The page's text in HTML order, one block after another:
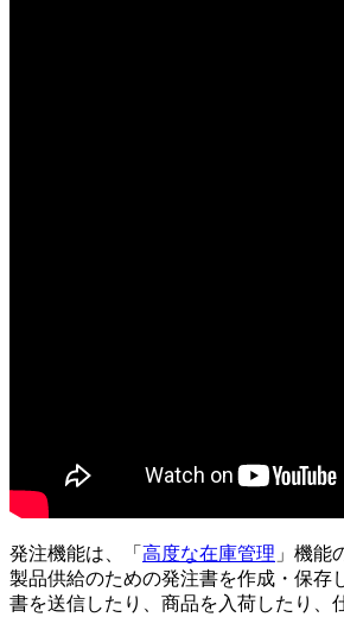
発注機能は、「 高度な在庫管理 」機能
製品供給のための発注書を作成・保存
書を送信したり、商品を入荷したり、